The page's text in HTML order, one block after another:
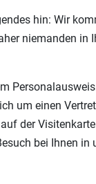
hin: Wir
niemanden in
um einen
der Visitenkarte
bei Ihnen in